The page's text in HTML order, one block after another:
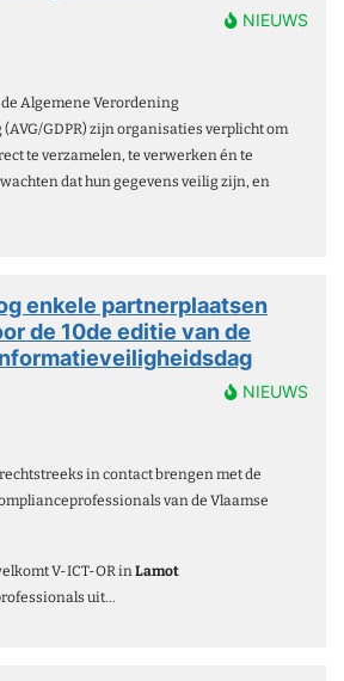
NIEUWS
Algemene Verordening
GDPR) zijn organisaties verplicht om
te verzamelen, te verwerken én te
dat hun gegevens veilig zijn, en
enkele partnerplaatsen
de 10de editie van de
NIEUWS
in contact brengen met de
van de Vlaamse
V-ICT-OR inLamot
uit...